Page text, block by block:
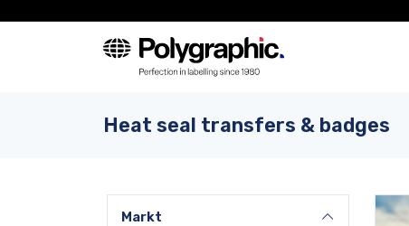
Heat seal transfers & badges
Markt